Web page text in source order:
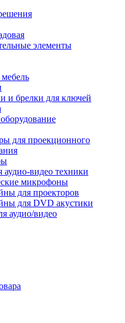
элементы
и брелки для ключей
для проекционного
аудио-видео техники
микрофоны
для проекторов
для DVD акустики
аудио/видео